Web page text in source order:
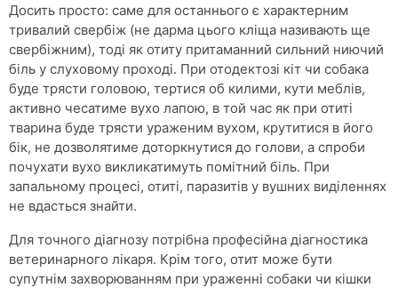
Досить просто: саме для останнього є характерним
тривалий свербіж (не дарма цього кліща називають ще
свербіжним), тоді як отиту притаманний сильний ниючий
біль у слуховому проході. При отодектозі кіт чи собака
буде трясти головою, тертися об килими, кути меблів,
активно чесатиме вухо лапою, в той час як при отиті
тварина буде трясти ураженим вухом, крутитися в його
бік, не дозволятиме доторкнутися до голови, а спроби
почухати вухо викликатимуть помітний біль. При
запальному процесі, отиті, паразитів у вушних виділеннях
не вдасться знайти.
Для точного діагнозу потрібна професійна діагностика
ветеринарного лікаря. Крім того, отит може бути
супутнім захворюванням при ураженні собаки чи кішки